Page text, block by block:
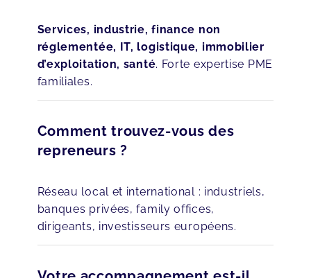
Services, industrie, finance non
réglementée, IT, logistique, immobilier
d’exploitation, santé. Forte expertise PME
familiales.
Comment trouvez-vous des
repreneurs ?
Réseau local et international : industriels,
banques privées, family offices,
dirigeants, investisseurs européens.